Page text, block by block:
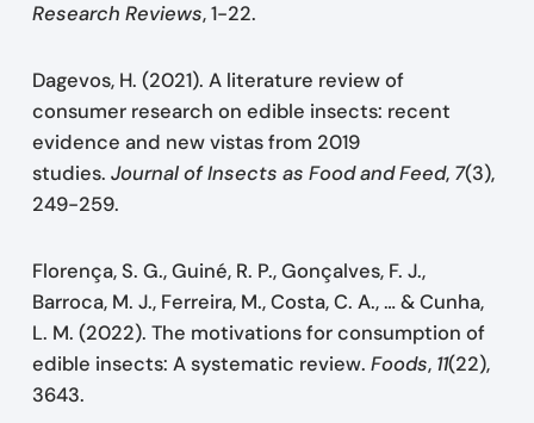
Research Reviews, 1-22.
Dagevos, H. (2021). A literature review of
consumer research on edible insects: recent
evidence and new vistas from 2019
studies. Journal of Insects as Food and Feed, 7(3),
249-259.
Florença, S. G., Guiné, R. P., Gonçalves, F. J.,
Barroca, M. J., Ferreira, M., Costa, C. A., … & Cunha,
L. M. (2022). The motivations for consumption of
edible insects: A systematic review. Foods, 11(22),
3643.